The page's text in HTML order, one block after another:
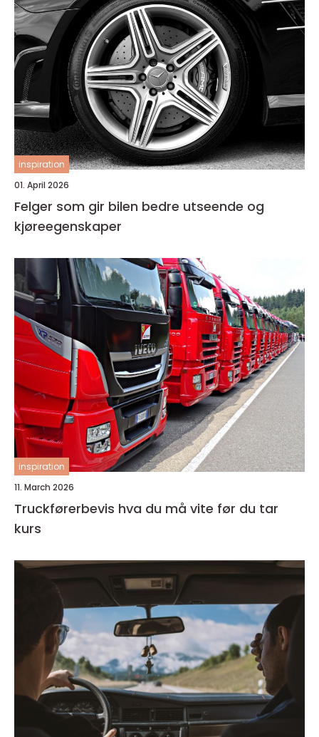
inspiration
01. April 2026
Felger som gir bilen bedre utseende og
kjøreegenskaper
inspiration
11. March 2026
Truckførerbevis hva du må vite før du tar
kurs